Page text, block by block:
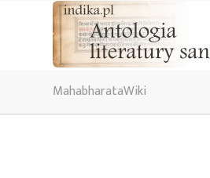
MahabharataWiki